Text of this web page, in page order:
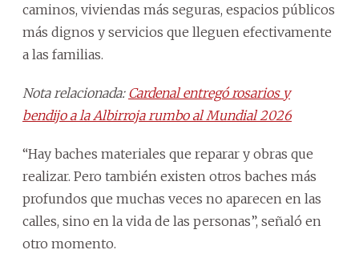
caminos, viviendas más seguras, espacios públicos
más dignos y servicios que lleguen efectivamente
a las familias.
Nota relacionada: Cardenal entregó rosarios y
bendijo a la Albirroja rumbo al Mundial 2026
“Hay baches materiales que reparar y obras que
realizar. Pero también existen otros baches más
profundos que muchas veces no aparecen en las
calles, sino en la vida de las personas”, señaló en
otro momento.